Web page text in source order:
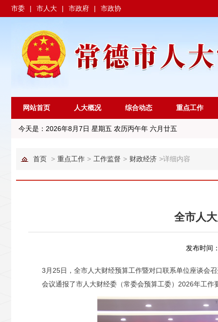
市委 | 市人大 | 市政府 | 市政协
网站首页 人大概况 综合动态 重点工作
今天是： 2026年8月7日 星期五 农历丙午年 六月廿五
首页 > 重点工作 > 工作监督 > 财政经济 >详细内容
全市人
发布时间
3月25日，全市人大财经预算工作暨对口联系单位座谈会
会议通报了市人大财经委（常委会预算工委）2026年工作